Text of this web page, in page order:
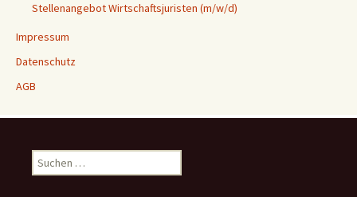
Stellenangebot Wirtschaftsjuristen (m/w/d)
Impressum
Datenschutz
AGB
Suchen
nach: